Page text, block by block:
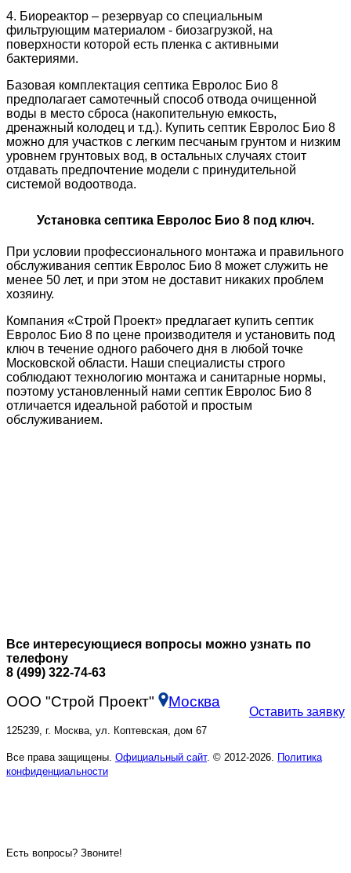
4. Биореактор – резервуар со специальным
фильтрующим материалом - биозагрузкой, на
поверхности которой есть пленка с активными
бактериями.
Базовая комплектация септика Евролос Био 8
предполагает самотечный способ отвода очищенной
воды в место сброса (накопительную емкость,
дренажный колодец и т.д.). Купить септик Евролос Био 8
можно для участков с легким песчаным грунтом и низким
уровнем грунтовых вод, в остальных случаях стоит
отдавать предпочтение модели с принудительной
системой водоотвода.
Установка септика Евролос Био 8 под ключ.
При условии профессионального монтажа и правильного
обслуживания септик Евролос Био 8 может служить не
менее 50 лет, и при этом не доставит никаких проблем
хозяину.
Компания «Строй Проект» предлагает купить септик
Евролос Био 8 по цене производителя и установить под
ключ в течение одного рабочего дня в любой точке
Московской области. Наши специалисты строго
соблюдают технологию монтажа и санитарные нормы,
поэтому установленный нами септик Евролос Био 8
отличается идеальной работой и простым
обслуживанием.
Все интересующиеся вопросы можно узнать по
телефону
8 (499) 322-74-63
Оставить заявку
ООО "Строй Проект" Москва
125239, г. Москва, ул. Коптевская, дом 67
Все права защищены. Официальный сайт. © 2012-2026.
Политика
конфиденциальности
Есть вопросы? Звоните!